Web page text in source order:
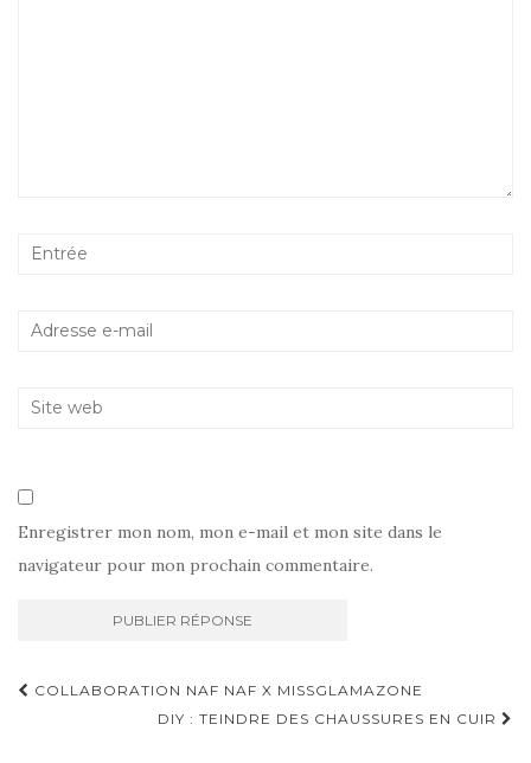
Enregistrer mon nom, mon e-mail et mon site dans le
navigateur pour mon prochain commentaire.
Navigation
COLLABORATION NAF NAF X MISSGLAMAZONE
DIY : TEINDRE DES CHAUSSURES EN CUIR